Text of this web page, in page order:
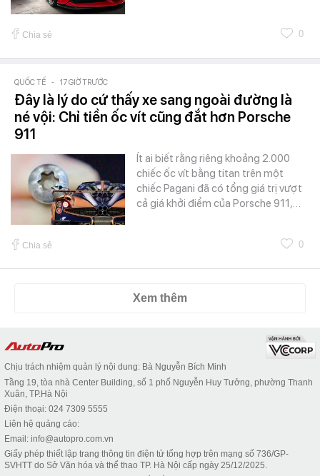
Chia sẻ 0
QUỐC TẾ - 17 GIỜ TRƯỚC
Đây là lý do cứ thấy xe sang ngoài đường là
né vội: Chỉ tiền ốc vít cũng đắt hơn Porsche
911
Ít ai biết rằng riêng khoảng 2.000
chiếc ốc vít bằng titan trên một
chiếc Pagani đã có tổng giá trị vượt
cả giá khởi điểm của Porsche 911,…
Chia sẻ 0
Xem thêm
Chịu trách nhiệm quản lý nội dung: Bà Nguyễn Bích Minh
Tầng 19, tòa nhà Center Building, số 1 phố Nguyễn Huy Tưởng, phường Thanh
Xuân, TP.Hà Nội
Điện thoại: 024 7309 5555
Liên hệ quảng cáo:
Email: info@autopro.com.vn
Giấy phép thiết lập trang thông tin điện tử tổng hợp trên mạng số 736/GP-
SVHTT do Sở Văn hóa và thể thao TP. Hà Nội cấp ngày 25/12/2025.